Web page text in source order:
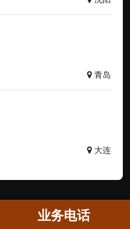
青岛
大连
业务电话